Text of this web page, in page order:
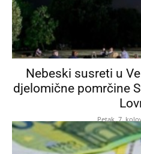
Nebeski susreti u
djelomične pomrčine
Petak, 7.